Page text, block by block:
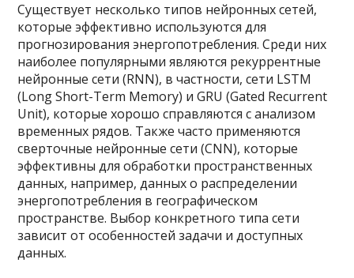
Существует несколько типов нейронных сетей,
которые эффективно используются для
прогнозирования энергопотребления. Среди них
наиболее популярными являются рекуррентные
нейронные сети (RNN), в частности, сети LSTM
(Long Short-Term Memory) и GRU (Gated Recurrent
Unit), которые хорошо справляются с анализом
временных рядов. Также часто применяются
сверточные нейронные сети (CNN), которые
эффективны для обработки пространственных
данных, например, данных о распределении
энергопотребления в географическом
пространстве. Выбор конкретного типа сети
зависит от особенностей задачи и доступных
данных.